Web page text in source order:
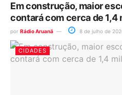
Em construção, maior
contará com cerca de 1,4
por Rádio Aruanã 8 de julho de
CIDADES